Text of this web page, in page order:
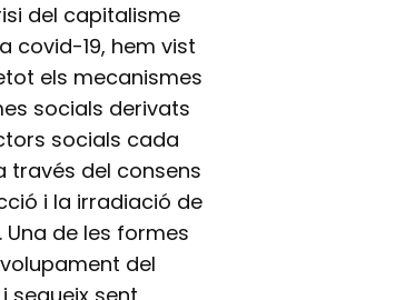
del capitalisme
covid-19, hem vist
els mecanismes
socials derivats
socials cada
través del consens
i la irradiació de
de les formes
del